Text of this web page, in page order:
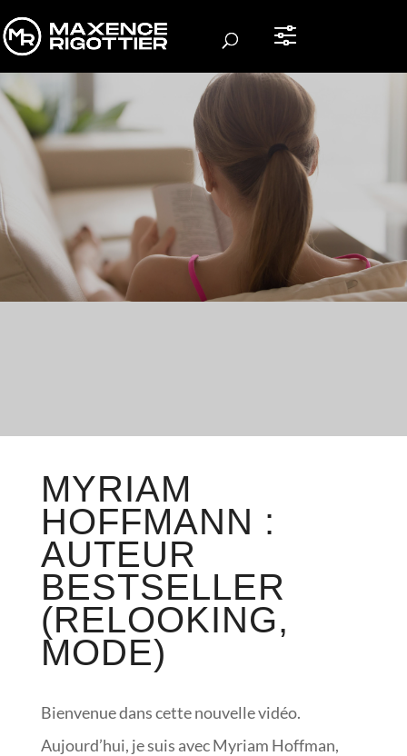
MYRIAM
HOFFMANN :
AUTEUR
BESTSELLER
(RELOOKING,
MODE)
Bienvenue dans cette nouvelle vidéo.
Aujourd’hui, je suis avec Myriam Hoffman,